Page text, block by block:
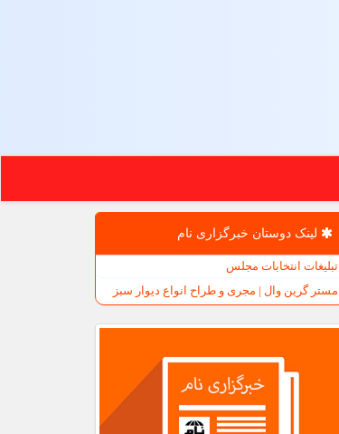
لینک دوستان خبرگزاری نام
تبلیغات انتخابات مجلس
مستر گرین وال | مجری و طراح انواع دیوار سبز